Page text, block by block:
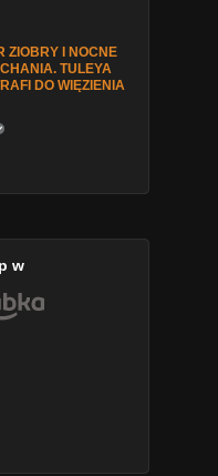
ZIOBRY I NOCNE
TULEYA
DO WIĘZIENIA
w